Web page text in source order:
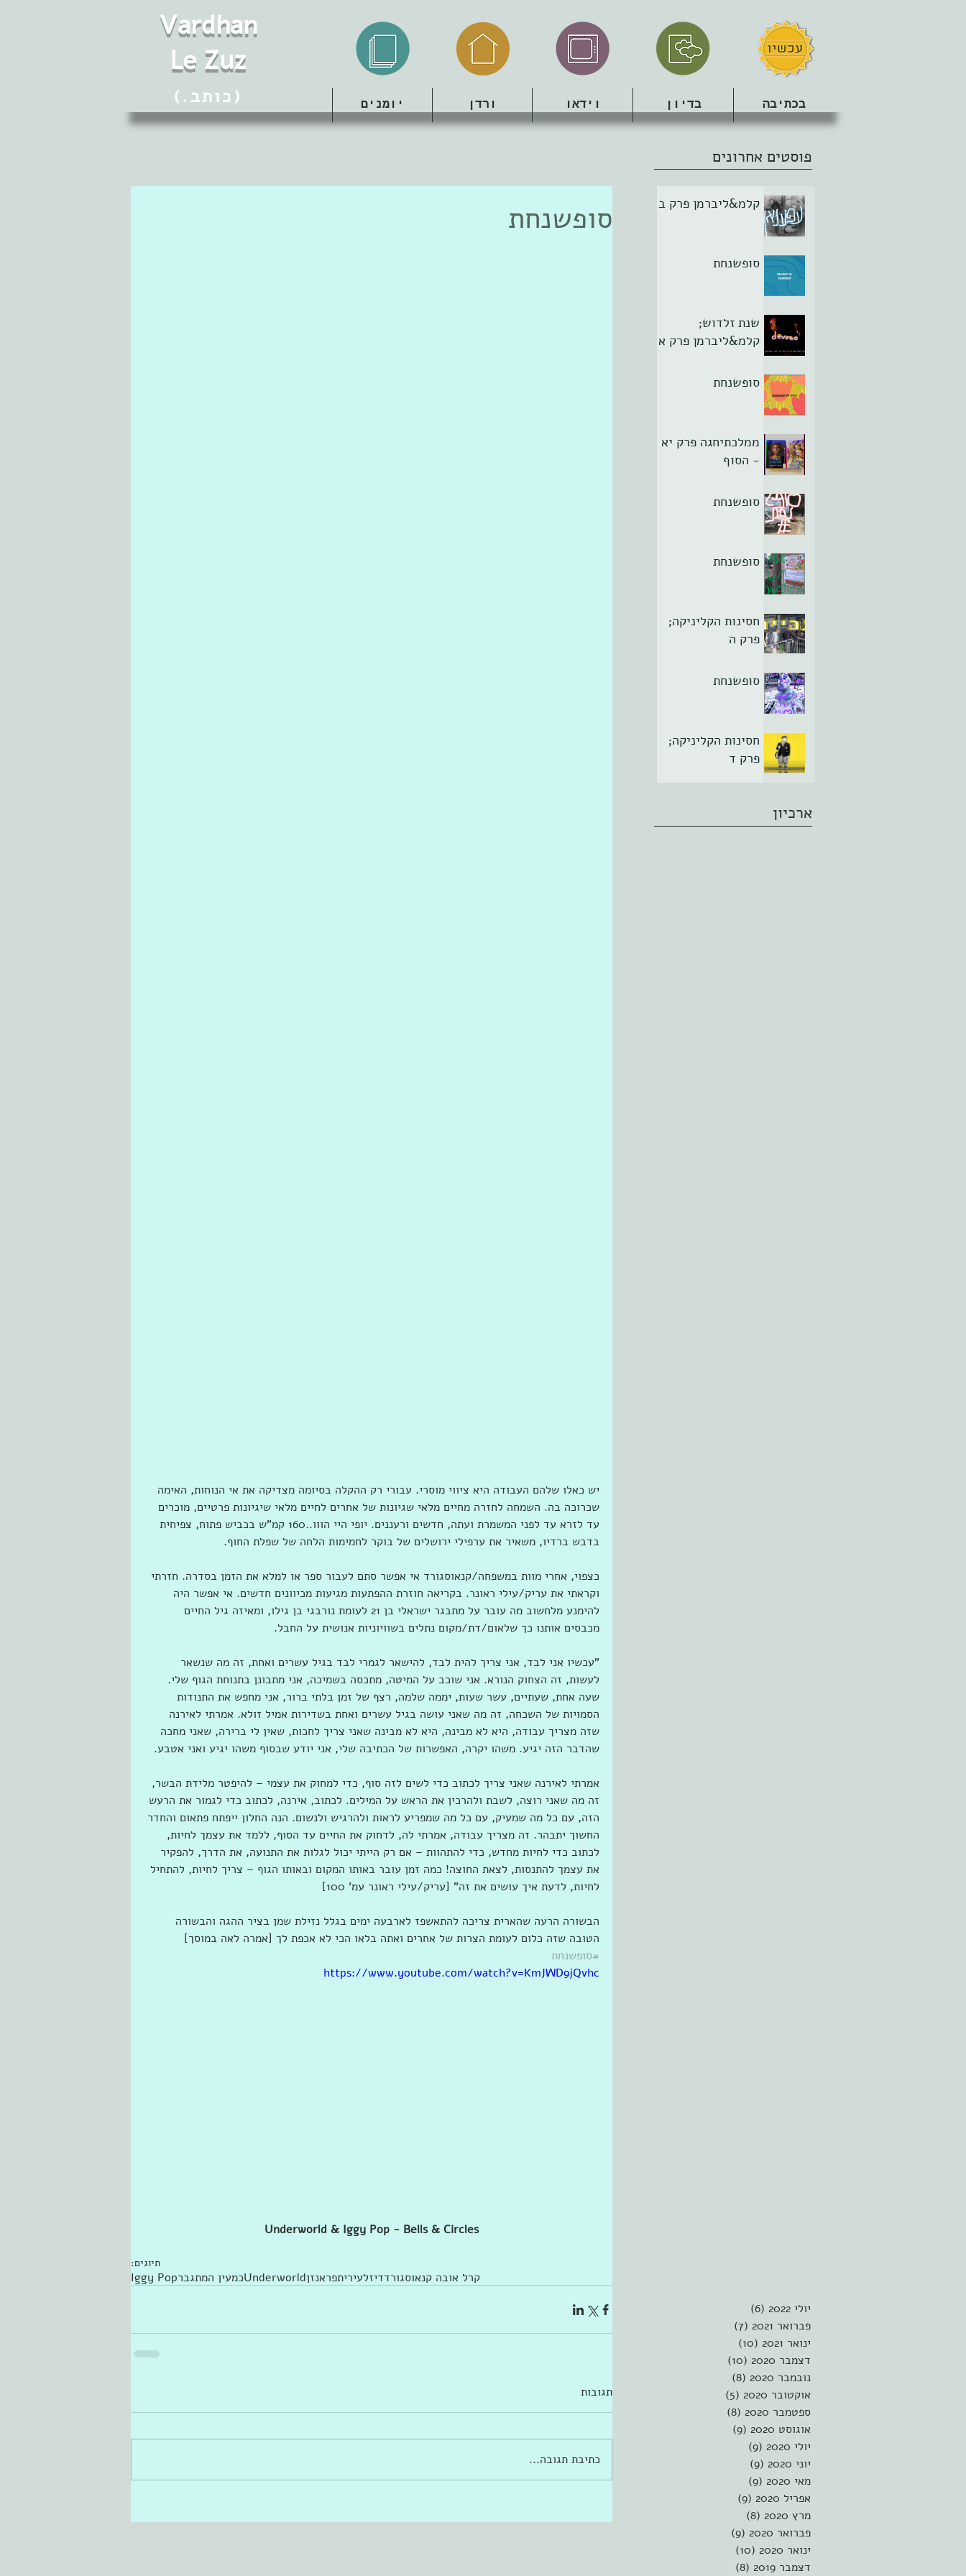
Vardhan
Le Zuz
(.כותב) בכתיבה בדיון וידאו ורדן יומנים
פוסטים אחרונים
סופשנחת
יש כאלו שלהם העבודה היא ציווי מוסרי. עבורי רק ההקלה בסיומה מצדיקה את אי הנוחות, האימה
שכרוכה בה. השמחה לחזרה מחיים מלאי שגיונות של אחרים לחיים מלאי שיגיונות פרטיים, מוכרים
עד לזרא עד לפני המשמרת ועתה, חדשים ורעננים. יופי היי הווו..160 קמ"ש בכביש פתוח, צפיחית
בדבש ברדיו, משאיר את ערפילי ירושלים של בוקר לחמימות הלחה של שפלת החוף.
כצפוי, אחרי מוות במשפחה/קנאוסגורד אי אפשר סתם לעבור ספר או למלא את הזמן בסדרה. חזרתי
וקראתי את עריק/עילי ראונר. בקריאה חוזרת ההפתעות מגיעות מכיוונים חדשים. אי אפשר היה
להימנע מלחשוב מה עובר על מתבגר ישראלי בן 21 לעומת נורבגי בן גילו, ומאיזה גיל החיים
מכבסים אותנו כך שלאום/דת/מקום נתלים בשוויוניות אנושית על החבל.
"עכשיו אני לבד, אני צריך להית לבד, להישאר לגמרי לבד בגיל עשרים ואחת, זה מה שנשאר
לעשות, זה הצחוק הנורא. אני שוכב על המיטה, מתכסה בשמיכה, אני מתבונן בתנוחת הגוף שלי.
שעה אחת, שעתיים, עשר שעות, יממה שלמה, רצף של זמן בלתי ברור, אני מחפש את התנודות
הסמויות של השכחה, זה מה שאני עושה בגיל עשרים ואחת בשדירות אמיל זולא. אמרתי לאירנה
שזה מצריך עבודה, היא לא מבינה, היא לא מבינה שאני צריך לחכות, שאין לי ברירה, שאני מחכה
שהדבר הזה יגיע. משהו יקרה, האפשרות של הכתיבה שלי, אני יודע שבסוף משהו יגיע ואני אטבע.
אמרתי לאירנה שאני צריך לכתוב כדי לשים לזה סוף, כדי למחוק את עצמי – להיפטר מלידת הבשר,
זה מה שאני רוצה, לשבת ולהרכין את הראש על המילים. לכתוב, אירנה, לכתוב כדי לגמור את הרעש
הזה, עם כל מה שמעיק, עם כל מה שמפריע לראות ולהרגיש ולנשום. הנה החלון ייפתח פתאום והחדר
החשוך יתבהר. זה מצריך עבודה, אמרתי לה, לדחוק את החיים עד הסוף, ללמד את עצמך לחיות,
לכתוב כדי לחיות מחדש, כדי להתהוות – אם רק הייתי יכול לגלות את התנועה, את הדרך, להפקיר
את עצמך להתנסות, לצאת החוצה! כמה זמן עובר באותו המקום ובאותו הגוף – צריך לחיות, להתחיל
לחיות, לדעת איך עושים את זה" [עריק/עילי ראונר עמ' 100]
הבשורה הרעה שהארית צריכה להתאשפז לארבעה ימים בגלל נזילת שמן בציר ההגה והבשורה
הטובה שזה כלום לעומת הצרות של אחרים ואתה בלאו הכי לא אכפת לך [אמרה לאה במוסך]
#סופשנחת
https://www.youtube.com/watch?v=KmJWD9jQvhc
Underworld & Iggy Pop - Bells & Circles
תיוגים:
קרל אובה קנאוסגורדדיזלעיריתפראנזןUnderworldכמעין המתגברIggy Pop
תגובות
כתיבת תגובה...
קלמ&ליברמן פרק ב
סופשנחת
שנת זלדוש;
קלמ&ליברמן פרק א
סופשנחת
ממלכתיחגה פרק יא
- הסוף
סופשנחת
סופשנחת
חסינות הקליניקה;
פרק ה
סופשנחת
חסינות הקליניקה;
פרק ד
ארכיון
יולי 2022 (6)
פברואר 2021
(7)
ינואר 2021
(10)
דצמבר 2020
(10)
נובמבר 2020
(8)
אוקטובר 2020
(5)
ספטמבר 2020
(8)
אוגוסט 2020
(9)
יולי 2020
(9)
יוני 2020
(9)
מאי 2020
(9)
אפריל 2020
(9)
מרץ 2020
(8)
פברואר 2020
(9)
ינואר 2020
(10)
דצמבר 2019
(8)